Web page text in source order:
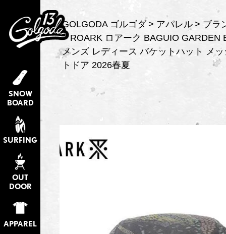
SNOW
BOARD
SURFING
OUT
DOOR
APPAREL
GOLGODA ゴルゴダ アパレル
ブラ
ROARK ロアーク BAGUIO GARDEN
メンズ レディース バケットハット メ
トドア 2026春夏